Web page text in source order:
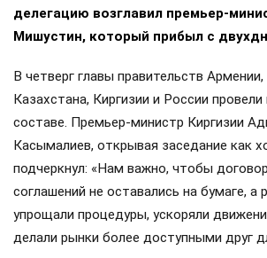
делегацию возглавил премьер-
Мишустин, который прибыл с
В четверг главы правительств Армении,
Казахстана, Киргизии и России
составе. Премьер-министр Киргизии
Касымалиев, открывая заседание как
подчеркнул: «Нам важно, чтобы
соглашений не оставались на бумаге, а
упрощали процедуры, ускоряли
делали рынки более доступными друг